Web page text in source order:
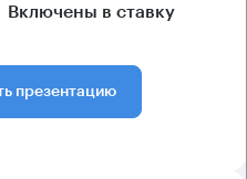
Включены в ставку
презентацию